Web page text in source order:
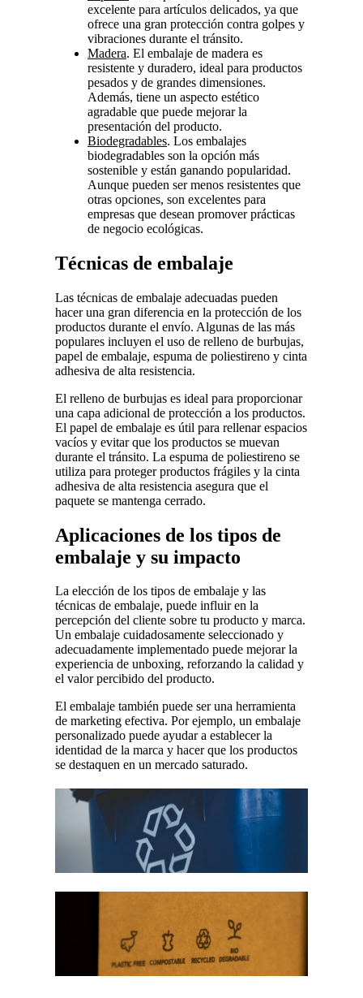
excelente para artículos delicados, ya que
ofrece una gran protección contra golpes y
vibraciones durante el tránsito.
Madera. El embalaje de madera es
resistente y duradero, ideal para productos
pesados y de grandes dimensiones.
Además, tiene un aspecto estético
agradable que puede mejorar la
presentación del producto.
Biodegradables. Los embalajes
biodegradables son la opción más
sostenible y están ganando popularidad.
Aunque pueden ser menos resistentes que
otras opciones, son excelentes para
empresas que desean promover prácticas
de negocio ecológicas.
Técnicas de embalaje
Las técnicas de embalaje adecuadas pueden
hacer una gran diferencia en la protección de los
productos durante el envío. Algunas de las más
populares incluyen el uso de relleno de burbujas,
papel de embalaje, espuma de poliestireno y cinta
adhesiva de alta resistencia.
El relleno de burbujas es ideal para proporcionar
una capa adicional de protección a los productos.
El papel de embalaje es útil para rellenar espacios
vacíos y evitar que los productos se muevan
durante el tránsito. La espuma de poliestireno se
utiliza para proteger productos frágiles y la cinta
adhesiva de alta resistencia asegura que el
paquete se mantenga cerrado.
Aplicaciones de los tipos de
embalaje y su impacto
La elección de los tipos de embalaje y las
técnicas de embalaje, puede influir en la
percepción del cliente sobre tu producto y marca.
Un embalaje cuidadosamente seleccionado y
adecuadamente implementado puede mejorar la
experiencia de unboxing, reforzando la calidad y
el valor percibido del producto.
El embalaje también puede ser una herramienta
de marketing efectiva. Por ejemplo, un embalaje
personalizado puede ayudar a establecer la
identidad de la marca y hacer que los productos
se destaquen en un mercado saturado.